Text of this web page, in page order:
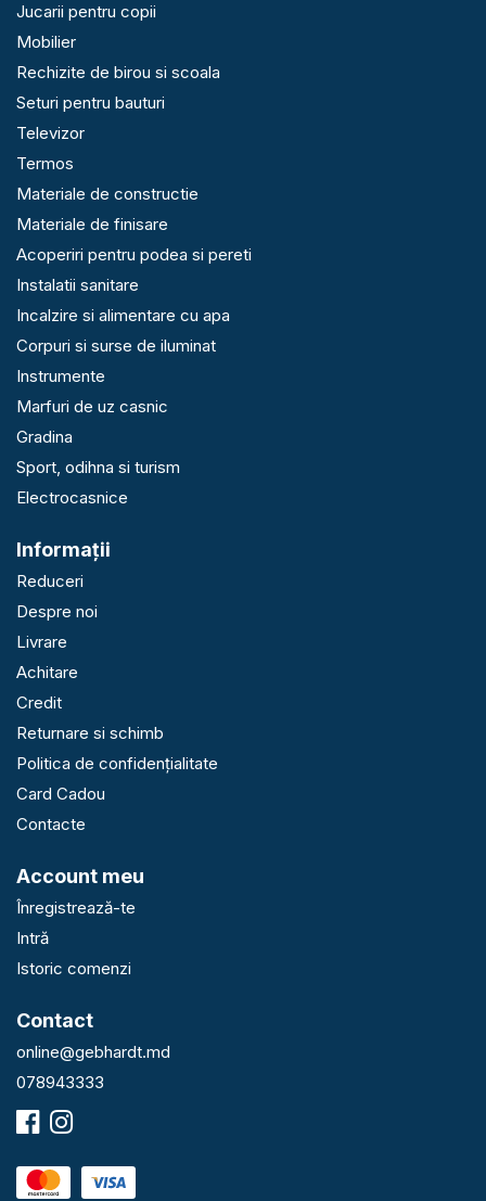
Jucarii pentru copii
Mobilier
Rechizite de birou si scoala
Seturi pentru bauturi
Televizor
Termos
Materiale de constructie
Materiale de finisare
Acoperiri pentru podea si pereti
Instalatii sanitare
Incalzire si alimentare cu apa
Corpuri si surse de iluminat
Instrumente
Marfuri de uz casnic
Gradina
Sport, odihna si turism
Electrocasnice
Informaţii
Reduceri
Despre noi
Livrare
Achitare
Credit
Returnare si schimb
Politica de confidențialitate
Card Cadou
Contacte
Account meu
Înregistrează-te
Intră
Istoric comenzi
Contact
online@gebhardt.md
078943333